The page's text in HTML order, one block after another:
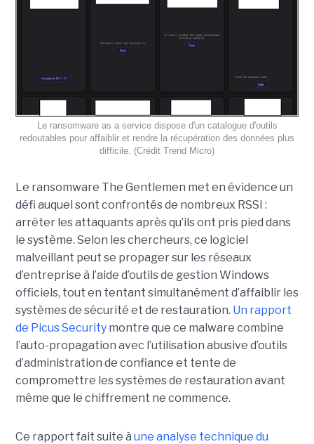
Le ransomware as a service dispose d'un catalogue d'outils
redoutables pour affaiblir et rendre la récupération des données plus
difficile. (Crédit Trend Micro)
Le ransomware The Gentlemen met en évidence un
défi auquel sont confrontés de nombreux RSSI :
arrêter les attaquants après qu’ils ont pris pied dans
le système. Selon les chercheurs, ce logiciel
malveillant peut se propager sur les réseaux
d’entreprise à l’aide d’outils de gestion Windows
officiels, tout en tentant simultanément d’affaiblir les
systèmes de sécurité et de restauration. Un rapport
de Picus Securitymontre que ce malware combine
l’auto-propagation avec l’utilisation abusive d’outils
d’administration de confiance et tente de
compromettre les systèmes de restauration avant
même que le chiffrement ne commence.
Ce rapport fait suite à une analyse technique du